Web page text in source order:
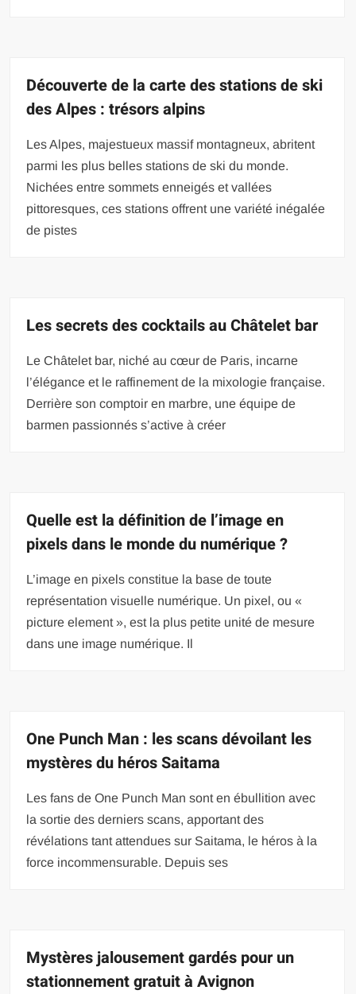
Découverte de la carte des stations de ski
des Alpes : trésors alpins
Les Alpes, majestueux massif montagneux, abritent
parmi les plus belles stations de ski du monde.
Nichées entre sommets enneigés et vallées
pittoresques, ces stations offrent une variété inégalée
de pistes
Les secrets des cocktails au Châtelet bar
Le Châtelet bar, niché au cœur de Paris, incarne
l’élégance et le raffinement de la mixologie française.
Derrière son comptoir en marbre, une équipe de
barmen passionnés s’active à créer
Quelle est la définition de l’image en
pixels dans le monde du numérique ?
L’image en pixels constitue la base de toute
représentation visuelle numérique. Un pixel, ou «
picture element », est la plus petite unité de mesure
dans une image numérique. Il
One Punch Man : les scans dévoilant les
mystères du héros Saitama
Les fans de One Punch Man sont en ébullition avec
la sortie des derniers scans, apportant des
révélations tant attendues sur Saitama, le héros à la
force incommensurable. Depuis ses
Mystères jalousement gardés pour un
stationnement gratuit à Avignon